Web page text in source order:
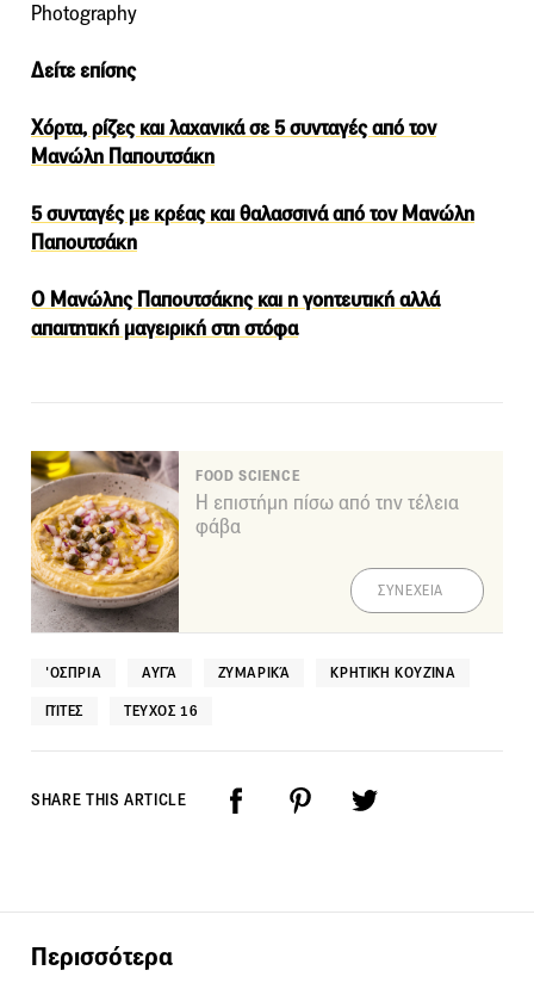
Photography
Δείτε επίσης
Χόρτα, ρίζες και λαχανικά σε 5 συνταγές από τον
Μανώλη Παπουτσάκη
5 συνταγές με κρέας και θαλασσινά από τον Μανώλη
Παπουτσάκη
Ο Μανώλης Παπουτσάκης και η γοητευτική αλλά
απαιτητική μαγειρική στη στόφα
FOOD SCIENCE
Η επιστήμη πίσω από την τέλεια
φάβα
ΣΥΝΕΧΕΙΑ
'ΟΣΠΡΙΑ ΑΥΓΆ ΖΥΜΑΡΙΚΆ ΚΡΗΤΙΚΉ ΚΟΥΖΊΝΑ
ΠΊΤΕΣ ΤΕΎΧΟΣ 16
SHARE THIS ARTICLE
Περισσότερα